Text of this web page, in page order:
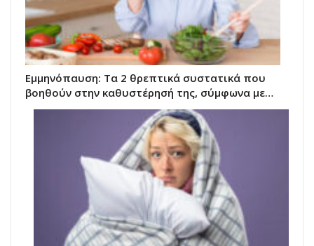
Eμμηνόπαυση: Τα 2 θρεπτικά συστατικά που
βοηθούν στην καθυστέρησή της, σύμφωνα με…